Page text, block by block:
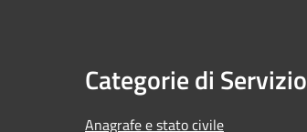
Categorie di Servizio
Anagrafe e stato civile